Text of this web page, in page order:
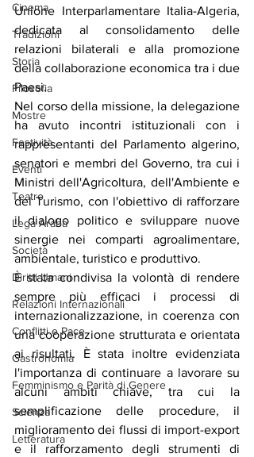
Cinema
Tradizioni
Storia
Filosofia
Mostre
Festività
Eventi
Teatro
Lega Araba
Società
Diritti Umani
Relazioni Internazionali
Conflitti e Pace
Gastronomia
Femminismo e Parità di Genere
Scienza
Letteratura
Unione Interparlamentare Italia-Algeria,
dedicata al consolidamento delle
relazioni bilaterali e alla promozione
della collaborazione economica tra i due
Paesi.
Nel corso della missione, la delegazione
ha avuto incontri istituzionali con i
rappresentanti del Parlamento algerino,
senatori e membri del Governo, tra cui i
Ministri dell'Agricoltura, dell'Ambiente e
del Turismo, con l'obiettivo di rafforzare
il dialogo politico e sviluppare nuove
sinergie nei comparti agroalimentare,
ambientale, turistico e produttivo.
È stata condivisa la volontà di rendere
sempre più efficaci i processi di
internazionalizzazione, in coerenza con
una cooperazione strutturata e orientata
ai risultati. È stata inoltre evidenziata
l'importanza di continuare a lavorare su
alcuni ambiti chiave, tra cui la
semplificazione delle procedure, il
miglioramento dei flussi di import-export
e il rafforzamento degli strumenti di